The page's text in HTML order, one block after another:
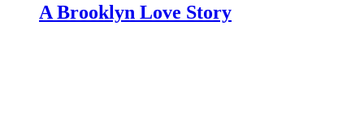
A Brooklyn Love Story